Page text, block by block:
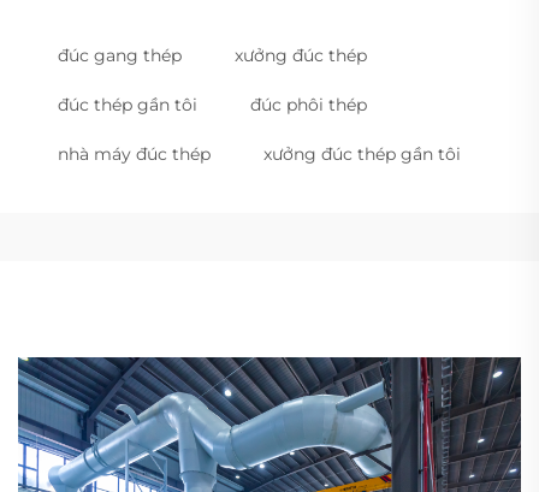
đúc gang thép xưởng đúc thép
đúc thép gần tôi đúc phôi thép
nhà máy đúc thép xưởng đúc thép gần tôi